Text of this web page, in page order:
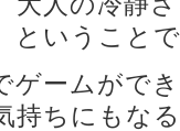
ということで
ゲームがで
持ちにもな